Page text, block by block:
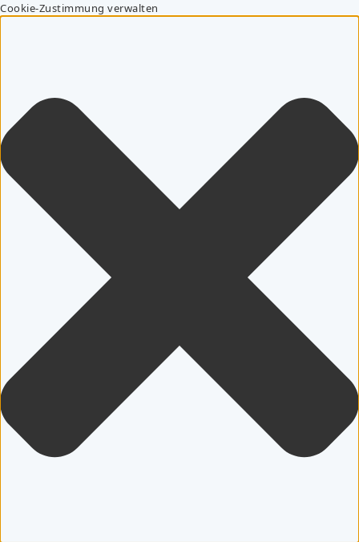
Cookie-Zustimmung verwalten